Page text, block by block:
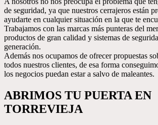
de seguridad, ya que nuestros cerrajeros están
ayudarte en cualquier situación en la que te
Trabajamos con las marcas más punteras del
productos de gran calidad y sistemas de
generación.
Además nos ocupamos de ofrecer propuestas
todos nuestros clientes, de esa forma
los negocios puedan estar a salvo de maleantes.
ABRIMOS TU PUERTA EN
TORREVIEJA